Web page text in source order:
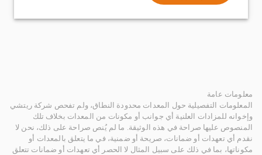
معلومات عامة
المعلومات التفصيلية حول المعدات محدودة النطاق، ولم تفحص شركة ريتشي
وإخوانه للمزادات العلنية أي جوانب أو مكونات من المعدات بخلاف تلك
المنصوص عليها صراحة في هذه الوثيقة. ما لم يُنص صراحة على ذلك، نحن لا
نقدم أي تعهدات أو ضمانات، صريحة أو ضمنية، في ما يتعلق بالمعدات أو
مكوناتها، بما في ذلك على سبيل المثال لا الحصر أي تعهدات أو ضمانات تتعلق